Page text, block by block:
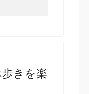
きを楽